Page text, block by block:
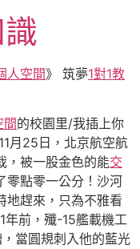
人空間》 筑夢1對1教
間的校園里/我插上你
月25日，北京航空航
，被一股金色的能交
零點零一公分！沙河
地趕來，只為不雅看
年前，殲-15艦載機工
當圓規刺入他的藍光